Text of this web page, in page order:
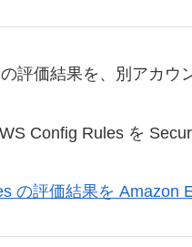
評価結果を、別アカウ
Config Rules を
の評価結果を Amazon